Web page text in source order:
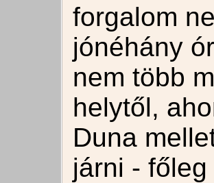
forgalom
jónéhány
nem több
helytől,
Duna
járni -